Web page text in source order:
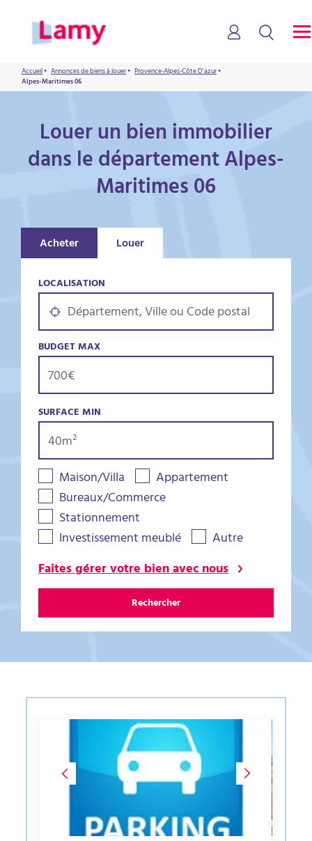
Accueil• Annonces de biens à louer• Provence-Alpes-Côte D'azur•
Alpes-Maritimes 06
Louer un bien immobilier
dans le département Alpes-
Maritimes 06
Acheter Louer
LOCALISATION
BUDGET MAX
SURFACE MIN
Maison/Villa
Appartement
Bureaux/Commerce
Stationnement
Investissement meublé
Autre
Faites gérer votre bien avec nous
Rechercher